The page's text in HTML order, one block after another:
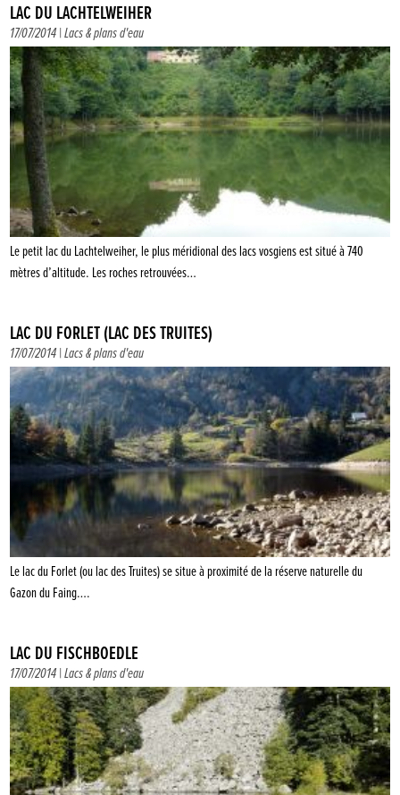
LAC DU LACHTELWEIHER
17/07/2014 |Lacs & plans d'eau
Le petit lac du Lachtelweiher, le plus méridional des lacs vosgiens est situé à 740
mètres d’altitude. Les roches retrouvées…
LAC DU FORLET (LAC DES TRUITES)
17/07/2014 |Lacs & plans d'eau
Le lac du Forlet (ou lac des Truites) se situe à proximité de la réserve naturelle du
Gazon du Faing….
LAC DU FISCHBOEDLE
17/07/2014 |Lacs & plans d'eau